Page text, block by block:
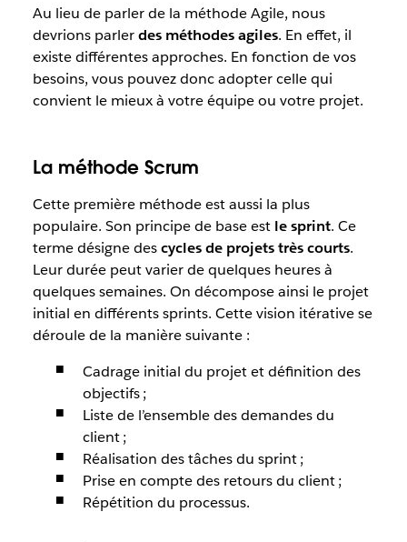
Au lieu de parler de la méthode Agile, nous
devrions parlerdes méthodes agiles. En effet, il
existe différentes approches. En fonction de vos
besoins, vous pouvez donc adopter celle qui
convient le mieux à votre équipe ou votre projet.
La méthode Scrum
Cette première méthode est aussi la plus
populaire. Son principe de base est le sprint. Ce
terme désigne descycles de projets très courts.
Leur durée peut varier de quelques heures à
quelques semaines. On décompose ainsi le projet
initial en différents sprints. Cette vision itérative se
déroule de la manière suivante :
Cadrage initial du projet et définition des
objectifs ;
Liste de l’ensemble des demandes du
client ;
Réalisation des tâches du sprint ;
Prise en compte des retours du client ;
Répétition du processus.